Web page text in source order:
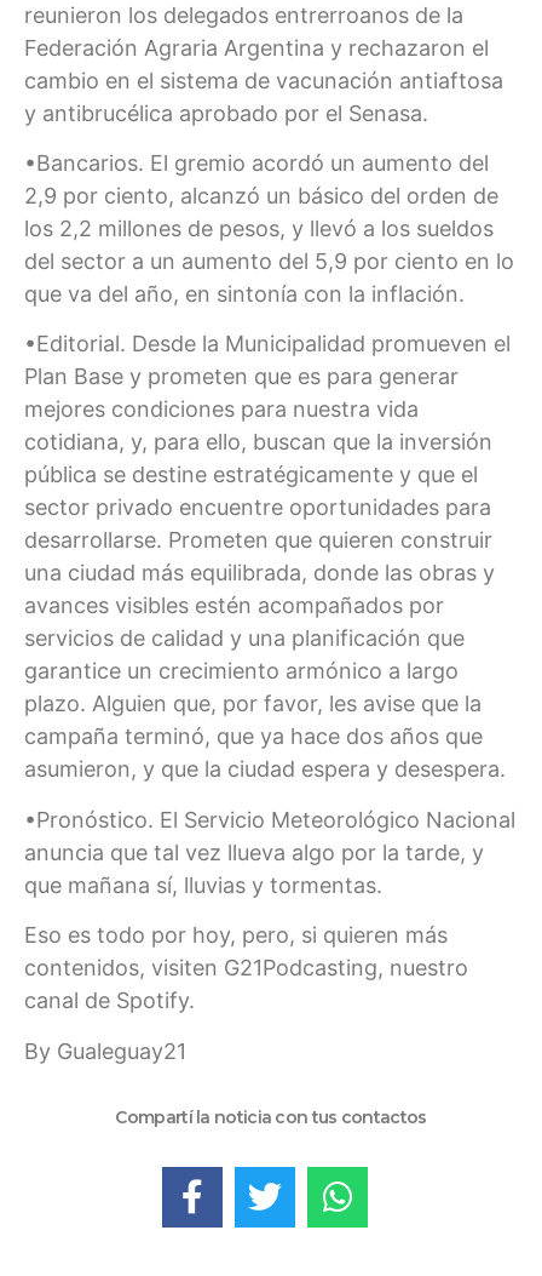
reunieron los delegados entrerroanos de la
Federación Agraria Argentina y rechazaron el
cambio en el sistema de vacunación antiaftosa
y antibrucélica aprobado por el Senasa.
•Bancarios. El gremio acordó un aumento del
2,9 por ciento, alcanzó un básico del orden de
los 2,2 millones de pesos, y llevó a los sueldos
del sector a un aumento del 5,9 por ciento en lo
que va del año, en sintonía con la inflación.
•Editorial. Desde la Municipalidad promueven el
Plan Base y prometen que es para generar
mejores condiciones para nuestra vida
cotidiana, y, para ello, buscan que la inversión
pública se destine estratégicamente y que el
sector privado encuentre oportunidades para
desarrollarse. Prometen que quieren construir
una ciudad más equilibrada, donde las obras y
avances visibles estén acompañados por
servicios de calidad y una planificación que
garantice un crecimiento armónico a largo
plazo. Alguien que, por favor, les avise que la
campaña terminó, que ya hace dos años que
asumieron, y que la ciudad espera y desespera.
•Pronóstico. El Servicio Meteorológico Nacional
anuncia que tal vez llueva algo por la tarde, y
que mañana sí, lluvias y tormentas.
Eso es todo por hoy, pero, si quieren más
contenidos, visiten G21Podcasting, nuestro
canal de Spotify.
By Gualeguay21
Compartí la noticia con tus contactos